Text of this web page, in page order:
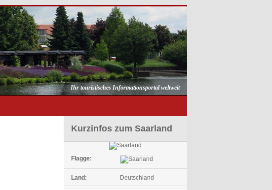
Ihr touristisches Informationsportal weltweit
Kurzinfos zum Saarland
Flagge:
Land: Deutschland